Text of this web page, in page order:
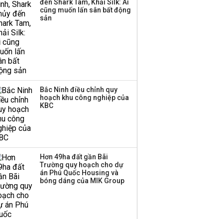
đến Shark Tam, Khải Silk: Ai
cũng muốn lấn sân bất động
sản
Bắc Ninh điều chỉnh quy
hoạch khu công nghiệp của
KBC
Hơn 49ha đất gần Bãi
Trường quy hoạch cho dự
án Phú Quốc Housing và
bóng dáng của MIK Group